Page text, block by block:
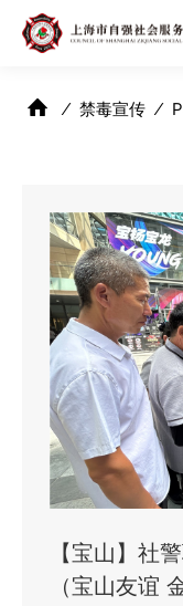
⁄ 禁毒宣传 ⁄
【宝山】社
（宝山友谊